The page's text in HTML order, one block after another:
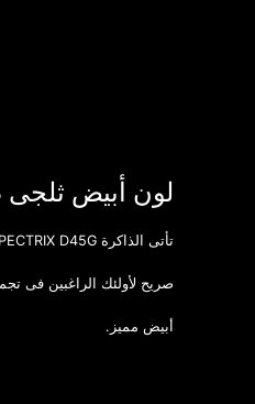
لون أبيض
تأتى الذاكرة SPECTRIX D45G أيضاً بلون أبيض ثلجى
صريح لأولئك الراغبين فى
أبيض مميز.